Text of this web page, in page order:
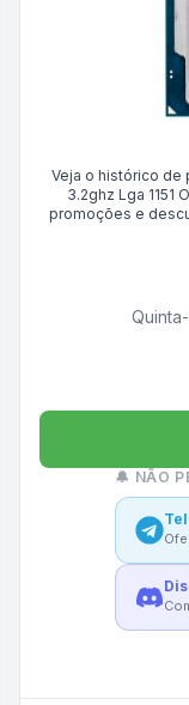
Veja o histórico
3.2ghz Lga 1151
promoções e
🔔 NÃO